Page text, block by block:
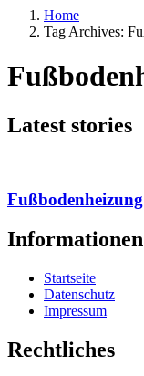
Home
Tag Archives:
Latest stories
Informationen
Startseite
Datenschutz
Impressum
Rechtliches